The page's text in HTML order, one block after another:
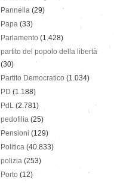
Pannella (29)
Papa (33)
Parlamento (1.428)
partito del popolo della libertà
(30)
Partito Democratico (1.034)
PD (1.188)
PdL (2.781)
pedofilia (25)
Pensioni (129)
Politica (40.833)
polizia (253)
Porto (12)